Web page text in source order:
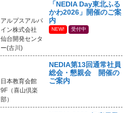
アルプスアルパ
イン株式会社
仙台開発センタ
ー(古川)
「NEDIA Day東北ふる
かわ2026」開催のご案
内
NEW! 受付中
日本教育会館
9F（喜山倶楽
部）
NEDIA第13回通常社員
総会・懇親会 開催の
ご案内